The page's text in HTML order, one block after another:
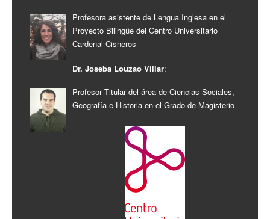
Profesora asistente de Lengua Inglesa en el
Proyecto Bilingüe del Centro Universitario
Cardenal Cisneros
Dr. Joseba Louzao Villar:
Profesor Titular del área de Ciencias Sociales,
Geografía e Historia en el Grado de Magisterio